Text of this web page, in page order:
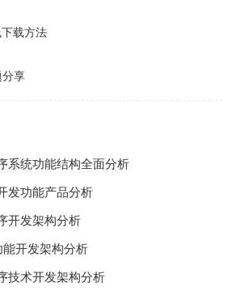
载方法
享
系统功能结构全面分析
发功能产品分析
开发架构分析
开发架构分析
技术开发架构分析